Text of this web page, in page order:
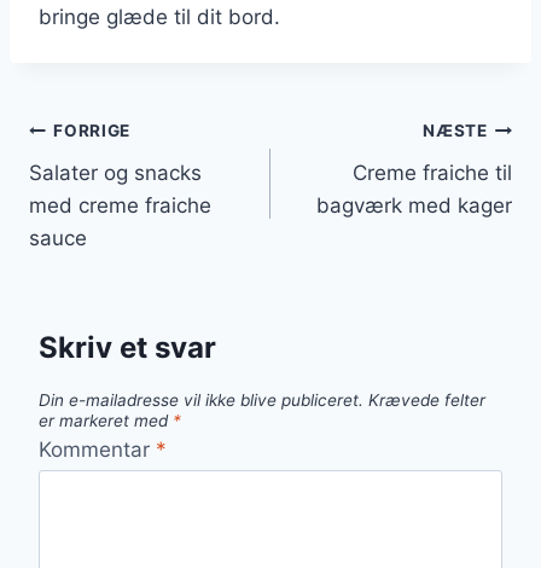
bringe glæde til dit bord.
Indlægsnavigation
FORRIGE
Salater og snacks
med creme fraiche
sauce
NÆSTE
Creme fraiche til
bagværk med kager
Skriv et svar
Din e-mailadresse vil ikke blive publiceret. Krævede felter
er markeret med *
Kommentar *